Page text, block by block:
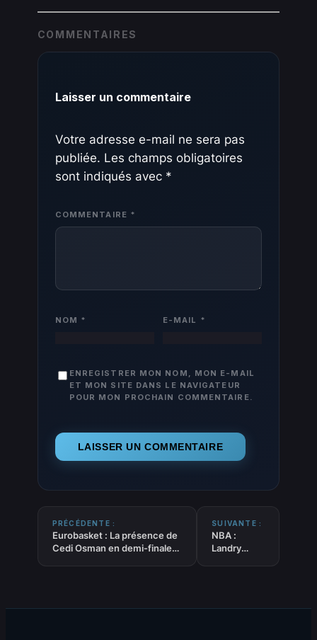
COMMENTAIRES
Laisser un commentaire
Votre adresse e-mail ne sera pas
publiée. Les champs obligatoires
sont indiqués avec *
COMMENTAIRE *
NOM * E-MAIL *
ENREGISTRER MON NOM, MON E-MAIL
ET MON SITE DANS LE NAVIGATEUR
POUR MON PROCHAIN COMMENTAIRE.
PRÉCÉDENTE :
Eurobasket : La présence de
Cedi Osman en demi-finale
SUIVANTE :
NBA :
Landry